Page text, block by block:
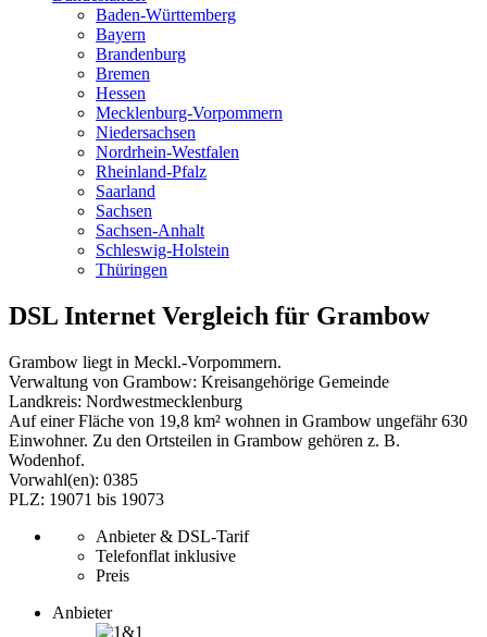
Baden-Württemberg
Bayern
Brandenburg
Bremen
Hessen
Mecklenburg-Vorpommern
Niedersachsen
Nordrhein-Westfalen
Rheinland-Pfalz
Saarland
Sachsen
Sachsen-Anhalt
Schleswig-Holstein
Thüringen
DSL Internet Vergleich für Grambow
Grambow liegt in Meckl.-Vorpommern.
Verwaltung von Grambow: Kreisangehörige Gemeinde
Landkreis: Nordwestmecklenburg
Auf einer Fläche von 19,8 km² wohnen in Grambow ungefähr 630
Einwohner. Zu den Ortsteilen in Grambow gehören z. B.
Wodenhof.
Vorwahl(en): 0385
PLZ: 19071 bis 19073
Anbieter & DSL-Tarif
Telefonflat inklusive
Preis
Anbieter